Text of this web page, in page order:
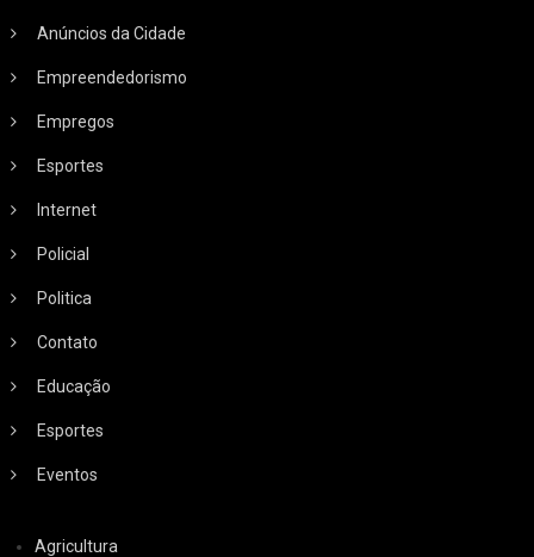
Anúncios da Cidade
Empreendedorismo
Empregos
Esportes
Internet
Policial
Politica
Contato
Educação
Esportes
Eventos
Agricultura